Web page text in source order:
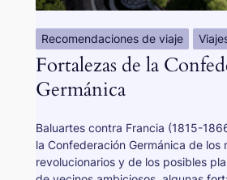
Recomendaciones de viaje
Fortalezas de la
Germánica
Baluartes contra Francia (1815-
la Confederación Germánica de los
revolucionarios y de los posibles